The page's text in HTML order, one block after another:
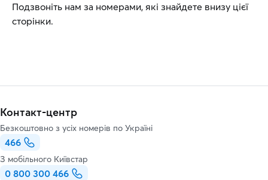
Подзвоніть нам за номерами, які знайдете внизу цієї
сторінки.
Контакт-центр
Безкоштовно з усіх номерів по Україні
466
З мобільного Київстар
0 800 300 466